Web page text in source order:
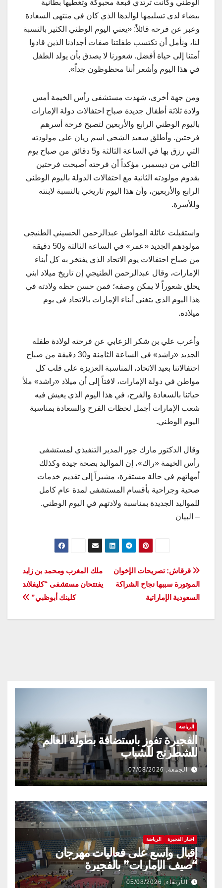
الوطني وكانت ترتدي قبعة محبوكة وتغطيها بطانية
بيضاء لدى تسليمها لوالدها الذي كان في منتهى السعادة
وعبر عن فرحه قائلاً: «يعني اليوم الوطني الكثير بالنسبة
لنا، ونأمل أن تكتسب طفلتنا صفات أجدادنا الذين قادوا
أمتنا إلى حياة أفضل. شعورنا لا يصدق بأن يولد الطفل
في هذا اليوم وأشعر أننا محظوظون جداً».
ومن جهة أخرى، شهدت مستشفى رأس الخيمة أمس
ولادة ثلاثة أطفال جديدة صباح احتفالات دولة الإمارات
باليوم الوطني الرابع والأربعين لتصبح فرحة أسرهم
فرحتين. وأطلق سعيد الشحي اسم ريان على مولودته
التي رزق بها في الساعة الثالثة و5 دقائق من صباح يوم
الثاني من ديسمبر، مؤكداً أن فرحته أصبحت فرحتين
بقدوم مولودته الثانية مع احتفالات الدولة باليوم الوطني
الرابع والأربعين، وأن هذا اليوم تاريخي بالنسبة لابنته
وللأسرة.
واستقبلت عائلة المواطن عبدالرحمن الحسيني الطنيجي
مولودهم الجديد «عمر» في الساعة الثالثة و50 دقيقة
من صباح احتفالات يوم الاتحاد الذي يفتخر به كل أبناء
الإمارات، وقال عبدالرحمن الطنيجي إن تاريخ ميلاد ابني
يخلق شعوراً لا يمكن وصفه؛ فمن حسن حظه ولادته في
هذا اليوم الذي يتغنى أبناء الإمارات بالاتحاد في يوم
ميلاده.
وأعرب علي بن شكر الزعابي عن فرحته لولادة طفله
الجديد «راشد» في الساعة الثامنة و30 دقيقة من صباح
احتفالاتنا بعيد الاتحاد، المناسبة العزيزة على قلب كل
مواطن في دولة الإمارات، لافتاً إلى أن ميلاد «راشد» ملأ
حياتنا بالسعادة والفرح، في هذا اليوم الذي يعيش فيه
شعب الإمارات أجمل لحظات الفرح والسعادة بمناسبة
اليوم الوطني.
وقال الدكتور مارك جور المدير التنفيذي لمستشفى
رأس الخيمة «راك»، إن المواليد بصحة جيدة وكذلك
أمهاتهم في حالة مستقرة، مشيراً إلى تقديم خدمات
صحية وجراحية بأقسام المستشفى لمدة عام كامل
للمواليد الجديدة بمناسبة ولادتهم في اليوم الوطني.
– البيان
تصفّح
المقالات
ملك المغرب ومحمد بن زايد
يفتتحان مستشفى “كليفلاند
كلينك أبوظبي”
قرقاش: تصريحات الإخوان
الموتورة سببها نجاح الشراكة
السعودية الإماراتية
الرياضة
الفجيرة تفوز باستضافة بطولة العالم
للشطرنج للشباب
الجمعة, 07/08/2026
اخبار الفجيرة الرياضة
إقبال واسع على فعاليات مهرجان
“صيف الإمارات” بالفجيرة
الأربعاء, 05/08/2026